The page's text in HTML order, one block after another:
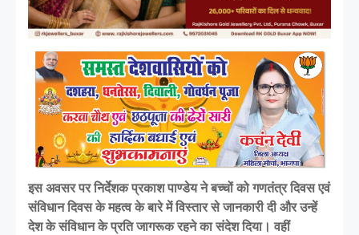
इस अवसर पर निर्देशक प्रकाश पाण्डेय ने बच्चों को गणतंत्र दिवस एवं
संविधान दिवस के महत्व के बारे में विस्तार से जानकारी दी और उन्हें
देश के संविधान के प्रति जागरूक रहने का संदेश दिया। वहीं